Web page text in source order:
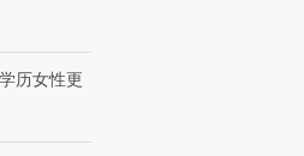
万
3种
视线｜被称为“蟑螂”的印
度Z世代 用街头抗争将教
历女性更